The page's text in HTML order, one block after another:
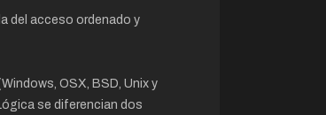
del acceso ordenado y
OSX, BSD, Unix y
se diferencian dos